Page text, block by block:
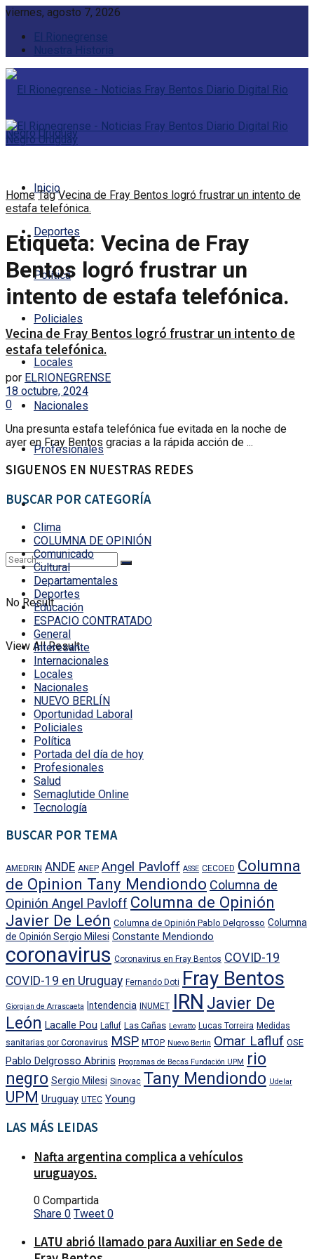
viernes, agosto 7, 2026
El Rionegrense
Nuestra Historia
Inicio
Deportes
Política
Policiales
Locales
Nacionales
Profesionales
No Result
View All Result
Home Tag Vecina de Fray Bentos logró frustrar un intento de
estafa telefónica.
Etiqueta: Vecina de Fray
Bentos logró frustrar un
intento de estafa telefónica.
Vecina de Fray Bentos logró frustrar un intento de
estafa telefónica.
por ELRIONEGRENSE
18 octubre, 2024
0
Una presunta estafa telefónica fue evitada en la noche de
ayer en Fray Bentos gracias a la rápida acción de ...
SIGUENOS EN NUESTRAS REDES
BUSCAR POR CATEGORÍA
Clima
COLUMNA DE OPINIÓN
Comunicado
Cultural
Departamentales
Deportes
Educación
ESPACIO CONTRATADO
General
Interesante
Internacionales
Locales
Nacionales
NUEVO BERLÍN
Oportunidad Laboral
Policiales
Política
Portada del día de hoy
Profesionales
Salud
Semaglutide Online
Tecnología
BUSCAR POR TEMA
AMEDRIN ANDE ANEP Angel Pavloff ASSE CECOED Columna
de Opinion Tany Mendiondo Columna de
Opinión Angel Pavloff Columna de Opinión
Javier De León Columna de Opinión Pablo Delgrosso Columna
de Opinión Sergio Milesi Constante Mendiondo
coronavirus Coronavirus en Fray Bentos COVID-19
COVID-19 en Uruguay Fernando Doti Fray Bentos
Giorgian de Arrascaeta Intendencia INUMET IRN Javier De
León Lacalle Pou Lafluf Las Cañas Levratto Lucas Torreira Medidas
sanitarias por Coronavirus MSP MTOP Nuevo Berlin Omar Lafluf OSE
Pablo Delgrosso Abrinis Programas de Becas Fundación UPM
rio
negro Sergio Milesi Sinovac Tany Mendiondo Udelar
UPM Uruguay UTEC Young
LAS MÁS LEIDAS
Nafta argentina complica a vehículos
uruguayos.
0 Compartida
Share 0 Tweet 0
LATU abrió llamado para Auxiliar en Sede de